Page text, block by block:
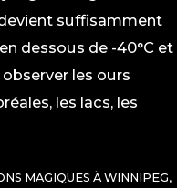
suffisamment
dessous de -40°C et
les ours
les lacs, les
MAGIQUES À WINNIPEG,